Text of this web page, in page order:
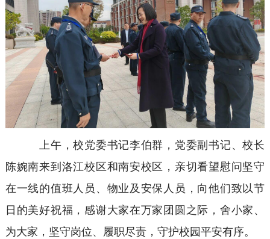
上午，校党委书记李伯群，党委副书记、校长
陈婉南来到洛江校区和南安校区，亲切看望慰问坚守
在一线的值班人员、物业及安保人员，向他们致以节
日的美好祝福，感谢大家在万家团圆之际，舍小家、
为大家，坚守岗位、履职尽责，守护校园平安有序。